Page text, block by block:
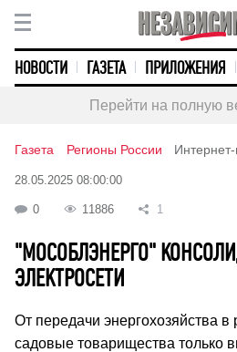
НОВОСТИ ГАЗЕТА ПРИЛОЖЕНИЯ
Перейти на полную
Газета Регионы России
28.05.2025 08:00:00
0 11886 1
"МОСОБЛЭНЕРГО"
ЭЛЕКТРОСЕТИ
От передачи энергохозяйства
садовые товарищества только